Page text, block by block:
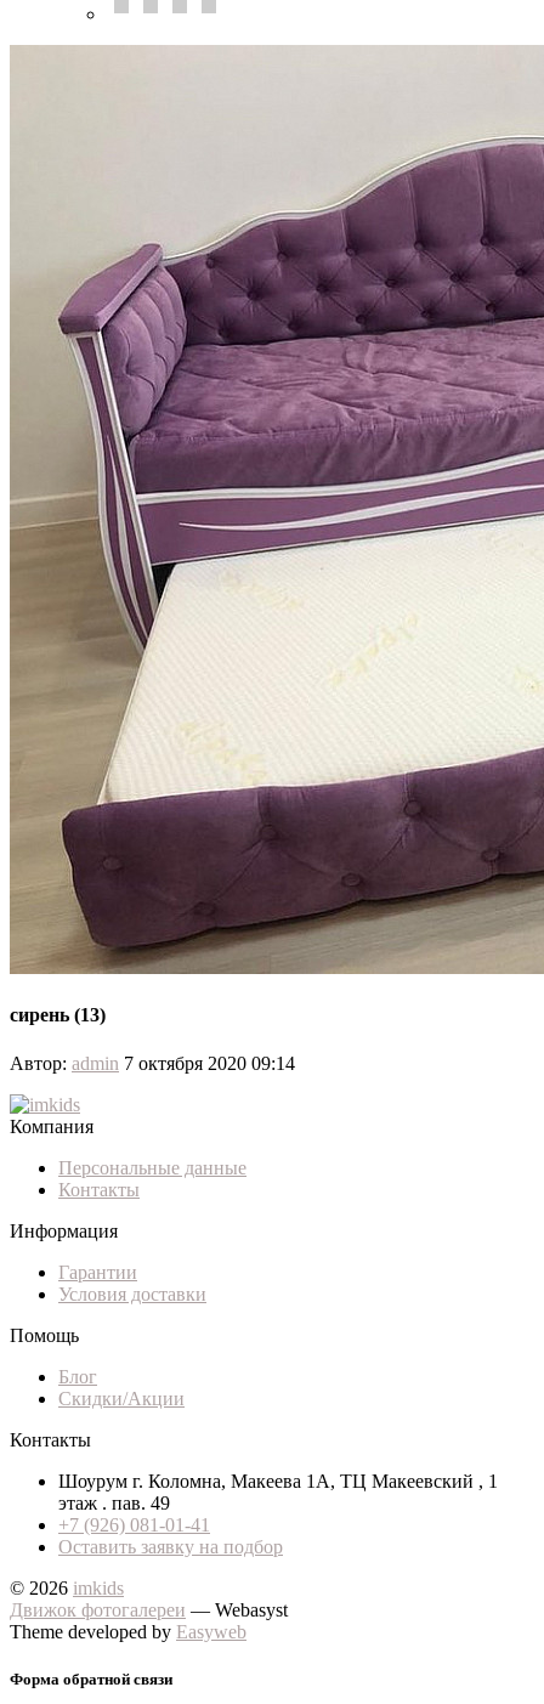
сирень (13)
Автор: admin 7 октября 2020 09:14
Компания
Персональные данные
Контакты
Информация
Гарантии
Условия доставки
Помощь
Блог
Скидки/Акции
Контакты
Шоурум г. Коломна, Макеева 1А, ТЦ Макеевский , 1
этаж . пав. 49
+7 (926) 081-01-41
Оставить заявку на подбор
© 2026 imkids
Движок фотогалереи — Webasyst
Theme developed by Easyweb
Форма обратной связи